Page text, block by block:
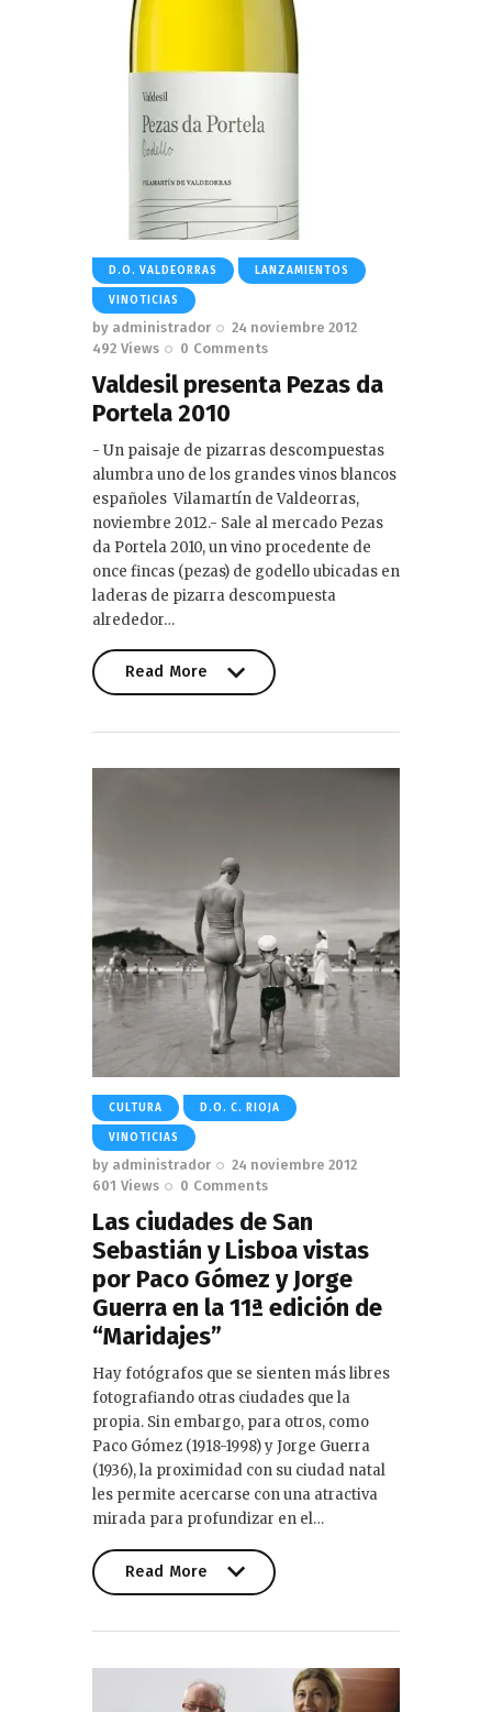
D.O. VALDEORRAS LANZAMIENTOS
VINOTICIAS
by administrador
24 noviembre 2012
492 Views 0 Comments
Valdesil presenta Pezas da
Portela 2010
- Un paisaje de pizarras descompuestas
alumbra uno de los grandes vinos blancos
españoles Vilamartín de Valdeorras,
noviembre 2012.- Sale al mercado Pezas
da Portela 2010, un vino procedente de
once fincas (pezas) de godello ubicadas en
laderas de pizarra descompuesta
alrededor…
Read More
CULTURA D.O. C. RIOJA
VINOTICIAS
by administrador
24 noviembre 2012
601 Views 0 Comments
Las ciudades de San
Sebastián y Lisboa vistas
por Paco Gómez y Jorge
Guerra en la 11ª edición de
“Maridajes”
Hay fotógrafos que se sienten más libres
fotografiando otras ciudades que la
propia. Sin embargo, para otros, como
Paco Gómez (1918-1998) y Jorge Guerra
(1936), la proximidad con su ciudad natal
les permite acercarse con una atractiva
mirada para profundizar en el…
Read More